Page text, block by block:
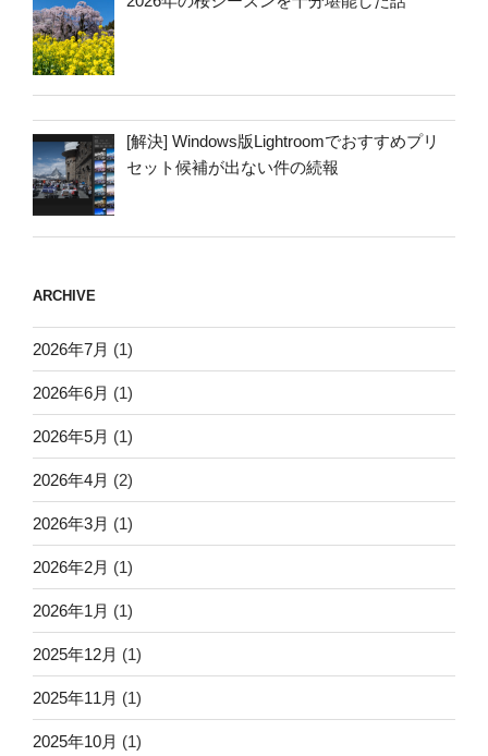
[解決] Windows版Lightroomでおすすめプリ
セット候補が出ない件の続報
ARCHIVE
2026年7月 (1)
2026年6月 (1)
2026年5月 (1)
2026年4月 (2)
2026年3月 (1)
2026年2月 (1)
2026年1月 (1)
2025年12月 (1)
2025年11月 (1)
2025年10月 (1)